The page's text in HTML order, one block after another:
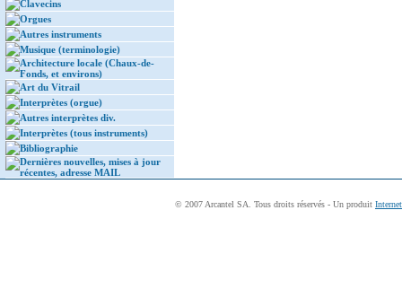
Clavecins
Orgues
Autres instruments
Musique (terminologie)
Architecture locale (Chaux-de-
Fonds, et environs)
Art du Vitrail
Interprètes (orgue)
Autres interprètes div.
Interprètes (tous instruments)
Bibliographie
Dernières nouvelles, mises à jour
récentes, adresse MAIL
© 2007 Arcantel SA. Tous droits réservés - Un produit